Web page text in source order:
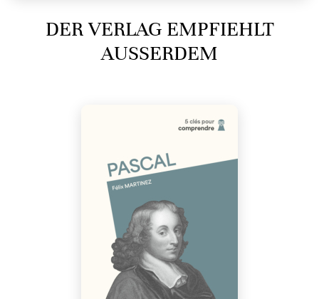
DER VERLAG EMPFIEHLT
AUSSERDEM